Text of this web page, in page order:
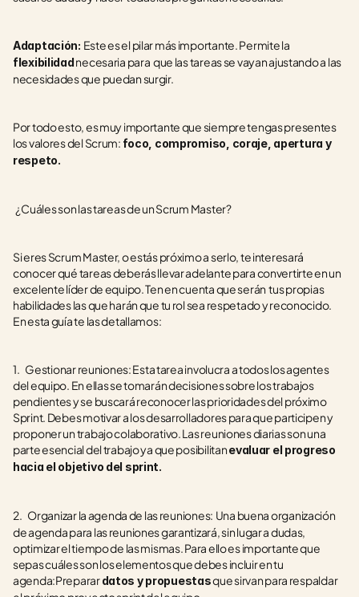
Adaptación:
flexibilidad necesaria para  que las tareas se vayan ajustando a las
necesidades que puedan surgir.
Por todo esto, es muy importante que siempre tengas presentes
los valores del Scrum: foco, compromiso, coraje, apertura y
respeto.
¿Cuáles son las tareas de un Scrum Master?
Si eres Scrum Master, o estás próximo a serlo, te interesará
conocer qué tareas deberás llevar adelante para convertirte en un
excelente líder de equipo. Ten en cuenta que serán  tus propias
habilidades las que harán que tu rol sea respetado y reconocido.
En esta guía te las detallamos:
1.    Gestionar reuniones: Esta tarea involucra a todos los agentes
del equipo. En ellas se tomarán decisiones sobre los trabajos
pendientes y se buscará reconocer las prioridades del próximo
Sprint. Debes motivar a los desarrolladores para que participen y
proponer un trabajo colaborativo. Las reuniones diarias son una
parte esencial del trabajo ya que posibilitan evaluar el progreso
hacia el objetivo del sprint.
2.    Organizar la agenda de las reuniones: Una buena organización
de agenda para las reuniones garantizará, sin lugar a dudas,
optimizar el tiempo de las mismas. Para ello es importante que
sepas cuáles son los elementos que debes incluir en tu
agenda:Preparar datos y propuestas que sirvan para respaldar